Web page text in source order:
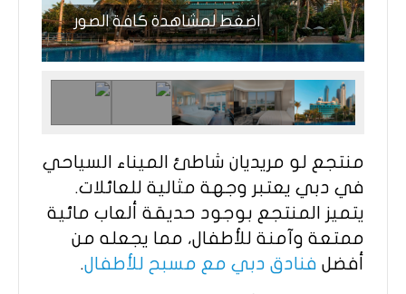
اضغط لمشاهدة كافة الصور
منتجع لو مريديان شاطئ الميناء السياحي
في دبي يعتبر وجهة مثالية للعائلات.
يتميز المنتجع بوجود حديقة ألعاب مائية
ممتعة وآمنة للأطفال، مما يجعله من
أفضل فنادق دبي مع مسبح للأطفال.